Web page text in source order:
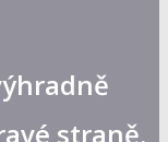
straně.